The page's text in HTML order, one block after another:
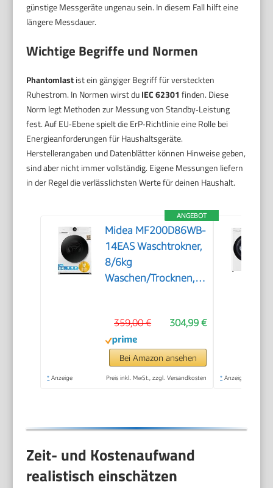
günstige Messgeräte ungenau sein. In diesem Fall hilft eine
längere Messdauer.
Wichtige Begriffe und Normen
Phantomlastist ein gängiger Begriff für versteckten
Ruhestrom. In Normen wirst duIEC 62301 finden. Diese
Norm legt Methoden zur Messung von Standby‑Leistung
fest. Auf EU‑Ebene spielt die ErP‑Richtlinie eine Rolle bei
Energieanforderungen für Haushaltsgeräte.
Herstellerangaben und Datenblätter können Hinweise geben,
sind aber nicht immer vollständig. Eigene Messungen liefern
in der Regel die verlässlichsten Werte für deinen Haushalt.
ANGEBOT
Midea MF200D86WB-
14EAS Waschtrokner,
8/6kg
Waschen/Trocknen,
Waschen & Trocknen,
Steam Care, Turbo
Wash, 48 cm tief,
APP-Steuerung,
304,99 €
359,00 €
Bei Amazon ansehen
* Anzeige Preis inkl. MwSt., zzgl. Versandkosten * Anzeige
Zeit- und Kostenaufwand
realistisch einschätzen